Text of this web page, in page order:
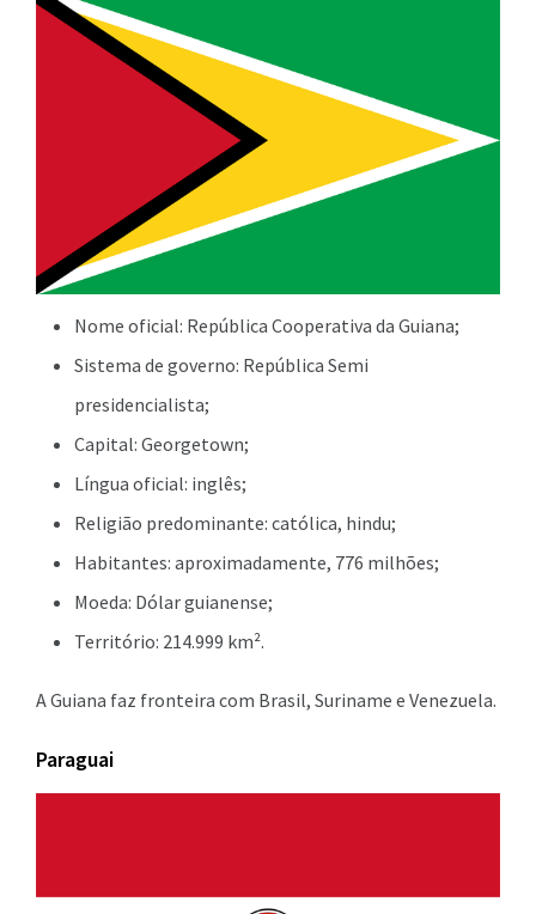
Nome oficial: República Cooperativa da Guiana;
Sistema de governo: República Semi
presidencialista;
Capital: Georgetown;
Língua oficial: inglês;
Religião predominante: católica, hindu;
Habitantes: aproximadamente, 776 milhões;
Moeda: Dólar guianense;
Território: 214.999 km².
A Guiana faz fronteira com Brasil, Suriname e Venezuela.
Paraguai